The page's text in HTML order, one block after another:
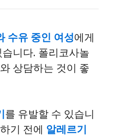
수유 중인 여성에게
니다. 폴리코사놀
상담하는 것이 좋
를 유발할 수 있습니
기 전에 알레르기